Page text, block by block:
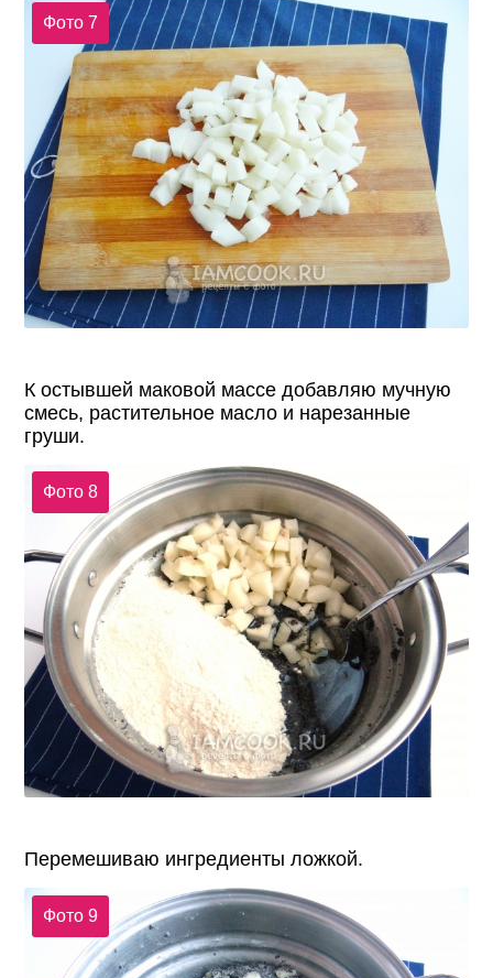
Фото 7
К остывшей маковой массе добавляю мучную
смесь, растительное масло и нарезанные
груши.
Фото 8
Перемешиваю ингредиенты ложкой.
Фото 9